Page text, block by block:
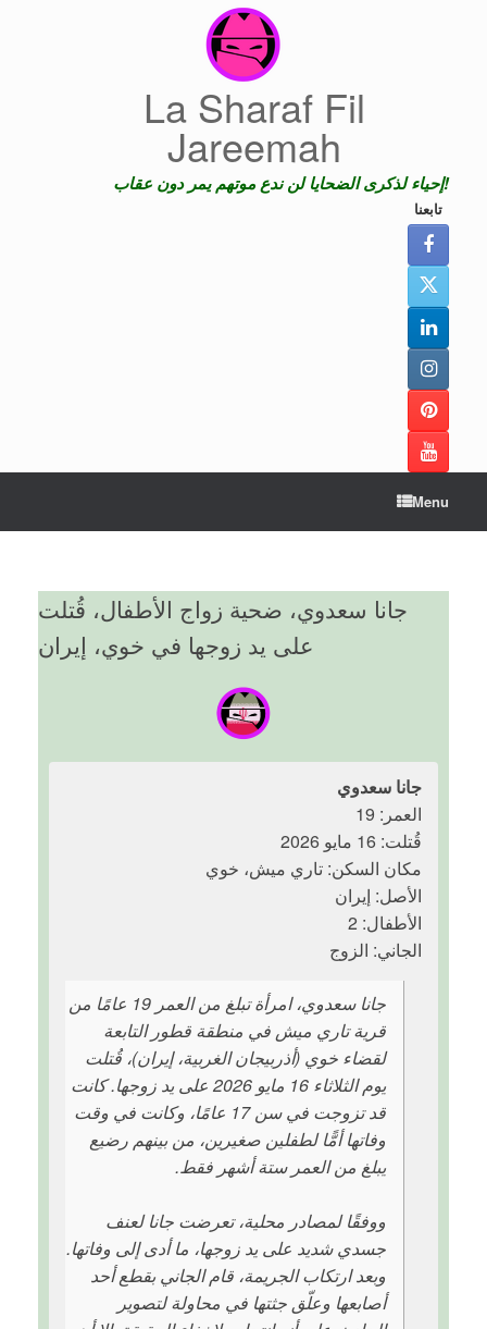
La Sharaf Fil
Jareemah
إحياء لذكرى الضحايا لن ندع موتهم يمر دون عقاب!
تابعنا
Menu
جانا سعدوي، ضحية زواج الأطفال، قُتلت
على يد زوجها في خوي، إيران
جانا سعدوي
العمر: 19
قُتلت: 16 مايو 2026
مكان السكن: تاري ميش، خوي
الأصل: إيران
الأطفال: 2
الجاني: الزوج
جانا سعدوي، امرأة تبلغ من العمر 19 عامًا من
قرية تاري ميش في منطقة قطور التابعة
لقضاء خوي (أذربيجان الغربية، إيران)، قُتلت
يوم الثلاثاء 16 مايو 2026 على يد زوجها. كانت
قد تزوجت في سن 17 عامًا، وكانت في وقت
وفاتها أمًّا لطفلين صغيرين، من بينهم رضيع
يبلغ من العمر ستة أشهر فقط.
ووفقًا لمصادر محلية، تعرضت جانا لعنف
جسدي شديد على يد زوجها، ما أدى إلى وفاتها.
وبعد ارتكاب الجريمة، قام الجاني بقطع أحد
أصابعها وعلّق جثتها في محاولة لتصوير